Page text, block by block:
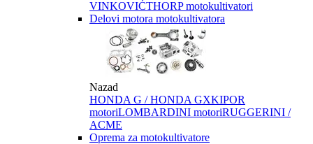
VINKOVIĆTHORP motokultivatori
Delovi motora motokultivatora
Nazad
HONDA G / HONDA GXKIPOR
motoriLOMBARDINI motoriRUGGERINI /
ACME
Oprema za motokultivatore